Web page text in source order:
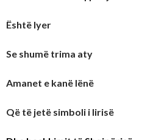
Është lyer
Se shumë trima aty
Amanet e kanë lënë
Që të jetë simboli i lirisë